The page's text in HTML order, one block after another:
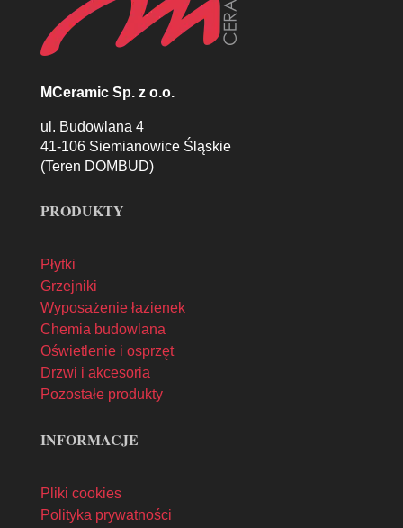
MCeramic Sp. z o.o.
ul. Budowlana 4
41-106 Siemianowice Śląskie
(Teren DOMBUD)
PRODUKTY
Płytki
Grzejniki
Wyposażenie łazienek
Chemia budowlana
Oświetlenie i osprzęt
Drzwi i akcesoria
Pozostałe produkty
INFORMACJE
Pliki cookies
Polityka prywatności